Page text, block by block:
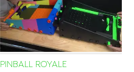
PINBALL ROYALE